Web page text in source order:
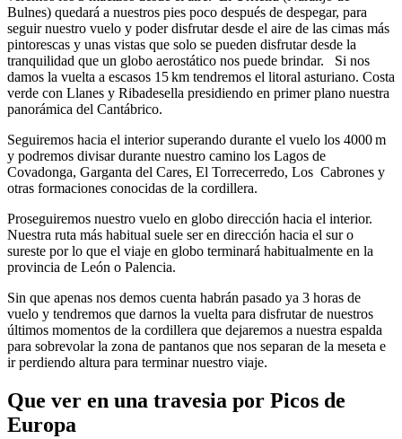
Bulnes) quedará a nuestros pies poco después de despegar, para
seguir nuestro vuelo y poder disfrutar desde el aire de las cimas más
pintorescas y unas vistas que solo se pueden disfrutar desde la
tranquilidad que un globo aerostático nos puede brindar. Si nos
damos la vuelta a escasos 15 km tendremos el litoral asturiano. Costa
verde con Llanes y Ribadesella presidiendo en primer plano nuestra
panorámica del Cantábrico.
Seguiremos hacia el interior superando durante el vuelo los 4000 m
y podremos divisar durante nuestro camino los Lagos de
Covadonga, Garganta del Cares, El Torrecerredo, Los Cabrones y
otras formaciones conocidas de la cordillera.
Proseguiremos nuestro vuelo en globo dirección hacia el interior.
Nuestra ruta más habitual suele ser en dirección hacia el sur o
sureste por lo que el viaje en globo terminará habitualmente en la
provincia de León o Palencia.
Sin que apenas nos demos cuenta habrán pasado ya 3 horas de
vuelo y tendremos que darnos la vuelta para disfrutar de nuestros
últimos momentos de la cordillera que dejaremos a nuestra espalda
para sobrevolar la zona de pantanos que nos separan de la meseta e
ir perdiendo altura para terminar nuestro viaje.
Que ver en una travesia por Picos de
Europa